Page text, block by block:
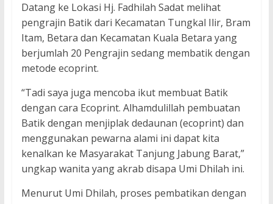
Datang ke Lokasi Hj. Fadhilah Sadat melihat
pengrajin Batik dari Kecamatan Tungkal Ilir, Bram
Itam, Betara dan Kecamatan Kuala Betara yang
berjumlah 20 Pengrajin sedang membatik dengan
metode ecoprint.
“Tadi saya juga mencoba ikut membuat Batik
dengan cara Ecoprint. Alhamdulillah pembuatan
Batik dengan menjiplak dedaunan (ecoprint) dan
menggunakan pewarna alami ini dapat kita
kenalkan ke Masyarakat Tanjung Jabung Barat,”
ungkap wanita yang akrab disapa Umi Dhilah ini.
Menurut Umi Dhilah, proses pembatikan dengan